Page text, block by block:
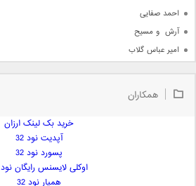
احمد صفایی
آرش  و مسیح
امیر عباس گلاب
امیر علی
همکاران
خرید بک لینک ارزان
آپدیت نود 32
پسورد نود 32
اوکلی لایسنس رایگان نود 32
همیار نود 32